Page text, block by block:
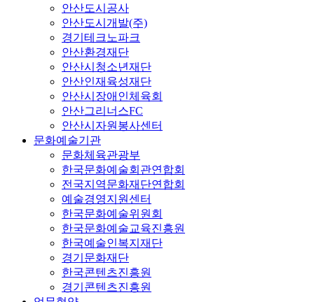
안산도시공사
안산도시개발(주)
경기테크노파크
안산환경재단
안산시청소년재단
안산인재육성재단
안산시장애인체육회
안산그리너스FC
안산시자원봉사센터
문화예술기관
문화체육관광부
한국문화예술회관연합회
전국지역문화재단연합회
예술경영지원센터
한국문화예술위원회
한국문화예술교육진흥원
한국예술인복지재단
경기문화재단
한국콘텐츠진흥원
경기콘텐츠진흥원